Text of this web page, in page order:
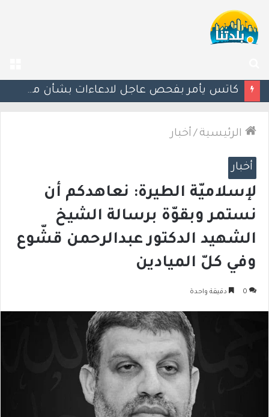
عن
إستعدوا : موجة حر جديدة تضرب البلاد
الرئيسية / أخبار
أخبار
لإسلاميّة الطيرة: نعاهدكم أن
نستمر وبقوّة برسالة الشيخ
الشهيد الدكتور عبدالرحمن قشّوع
وفي كلّ الميادين
0 دقيقة واحدة